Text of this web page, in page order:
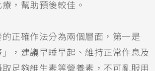
，幫助預後較佳。
正確作法分為兩個層面，第一是
」，建議早睡早起、維持正常作息及
足夠維生素等營養素，不可亂服用